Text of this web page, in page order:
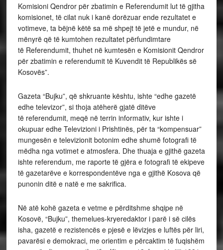
Komisioni Qendror për zbatimin e Referendumit lut të gjitha
komisionet, të cilat nuk i kanë dorëzuar ende rezultatet e
votimeve, ta bëjnë këtë sa më shpejt të jetë e mundur, në
mënyrë që të kumtohen rezultatet përfundimtare
të Referendumit, thuhet në kumtesën e Komisionit Qendror
për zbatimin e referendumit të Kuvendit të Republikës së
Kosovës”.
Gazeta “Bujku”, që shkruante kështu, ishte “edhe gazetë
edhe televizor”, si thoja atëherë gjatë ditëve
të referendumit, meqë në terrin informativ, kur ishte i
okupuar edhe Televizioni i Prishtinës, për ta “kompensuar”
mungesën e televizionit botonim edhe shumë fotografi të
mëdha nga votimet e atmosfera. Dhe thuaja e gjithë gazeta
ishte referendum, me raporte të gjëra e fotografi të ekipeve
të gazetarëve e korrespondentëve nga e gjithë Kosova që
punonin ditë e natë e me sakrifica.
Në atë kohë gazeta e vetme e përditshme shqipe në
Kosovë, “Bujku”, themelues-kryeredaktor i parë i së cilës
isha, gazetë e rezistencës e pjesë e lëvizjes e luftës për liri,
pavarësi e demokraci, me orientim e përcaktim të fuqishëm